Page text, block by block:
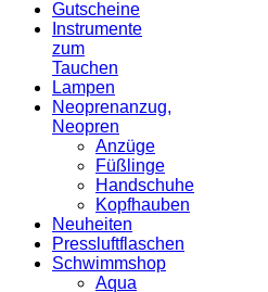
Gutscheine
Instrumente
zum
Tauchen
Lampen
Neoprenanzug,
Neopren
Anzüge
Füßlinge
Handschuhe
Kopfhauben
Neuheiten
Pressluftflaschen
Schwimmshop
Aqua